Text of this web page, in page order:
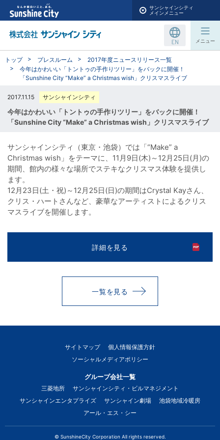
サンシャインシティ
メインメニュー
EN メニュー
トップ プレスルーム
2017年度ニュースリリース一覧
今年はかわいい「トントゥの手作りツリー」をバックに開催！
「Sunshine City “Make” a Christmas wish」クリスマスライブ
2017.11.15 サンシャインシティ
今年はかわいい「トントゥの手作りツリー」をバックに開催！
「Sunshine City “Make” a Christmas wish」クリスマスライブ
サンシャインシティ（東京・池袋）では「“Make” a
Christmas wish」をテーマに、11月9日(木)～12月25日(月)の
期間、館内の様々な場所でステキなクリスマス体験を提供し
ます。
12月23日(土・祝)～12月25日(日)の期間はCrystal Kayさん、
クリス・ハートさんなど、豪華なアーティストによるクリス
マスライブを開催します。
詳細を見る
一覧を見る
サイトマップ
個人情報保護方針
ソーシャルメディアポリシー
グループ会社一覧
三菱地所
サンシャインシティ・ビルマネジメント
サンシャインエンタプライズ
サンシャイン劇場
池袋地域冷暖房
アール・エス・シー
© SunshineCity Corporation All rights reserved.